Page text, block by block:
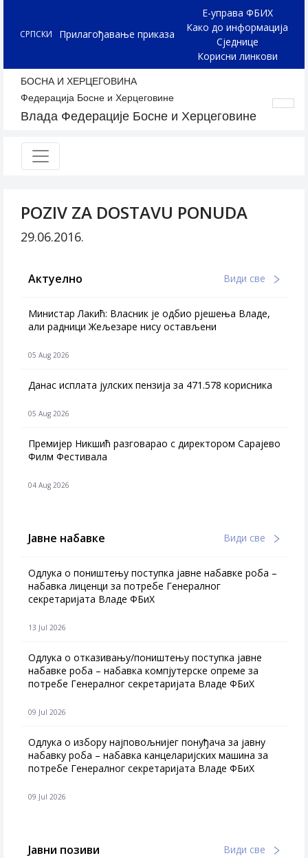
СРПСКИ Прилагођавање приказа
Е-управа ФБИХ
Како до информација
Сједнице
Корисни линкови
БОСНА И ХЕРЦЕГОВИНА
Федерација Босне и Херцеговине
Влада Федерације Босне и Херцеговине
POZIV ZA DOSTAVU PONUDA
29.06.2016.
Актуелно Види све
Министар Лакић: Власник је одбио рјешења Владе,
али радници Жељезаре нису остављени
05 Aug 2026
Данас исплата јулских пензија за 471.578 корисника
05 Aug 2026
Премијер Никшић разговарао с директором Сарајево
Филм Фестивала
04 Aug 2026
Јавне набавке Види све
Одлука о поништењу поступка јавне набавке роба –
набавка лиценци за потребе Генералног
секретаријата Владе ФБиХ
13 Jul 2026
Одлука о отказивању/поништењу поступка јавне
набавке роба – набавка компјутерске опреме за
потребе Генералног секретаријата Владе ФБиХ
09 Jul 2026
Одлука о избору најповољнијег понуђача за јавну
набавку роба – набавка канцеларијских машина за
потребе Генералног секретаријата Владе ФБиХ
09 Jul 2026
Јавни позиви Види све